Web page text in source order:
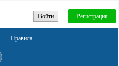
Войти Регистрация
Правила